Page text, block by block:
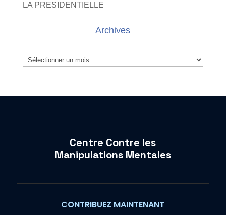
LA PRESIDENTIELLE
Archives
Archives
Centre Contre les
Manipulations Mentales
CONTRIBUEZ MAINTENANT